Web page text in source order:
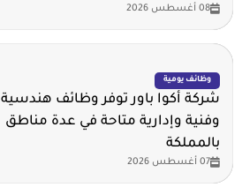
08 أغسطس 2026
وظائف يومية
شركة أكوا باور توفر وظائف هندسية
وفنية وإدارية متاحة في عدة مناطق
بالمملكة
07 أغسطس 2026